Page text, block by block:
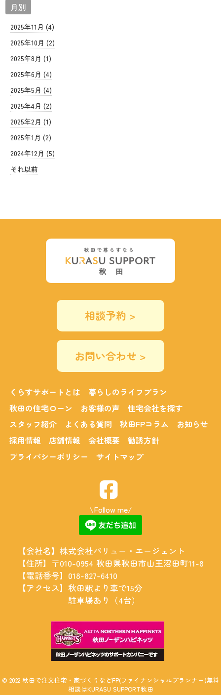
月別
2025年11月 (4)
2025年10月 (2)
2025年8月 (1)
2025年6月 (4)
2025年5月 (4)
2025年4月 (2)
2025年2月 (1)
2025年1月 (2)
2024年12月 (5)
それ以前
相談予約 >
お問い合わせ >
くらすサポートとは
暮らしのライフプラン
秋田の住宅ローン
お客様の声
住宅会社を探す
スタッフ紹介
よくある質問 秋田FPコラム
お知らせ
採用情報
店舗情報 会社概要
勧誘方針
プライバシーポリシー
サイトマップ
\Follow me/
【会社名】 株式会社バリュー・エージェント
【住所】 〒010-0954 秋田県秋田市山王沼田町11-8
【電話番号】 018-827-6410
【アクセス】 秋田駅より車で15分
駐車場あり（4台）
© 2022 秋田で注文住宅・家づくりなどFP(ファイナンシャルプランナー)無料
相談はKURASU SUPPORT秋田